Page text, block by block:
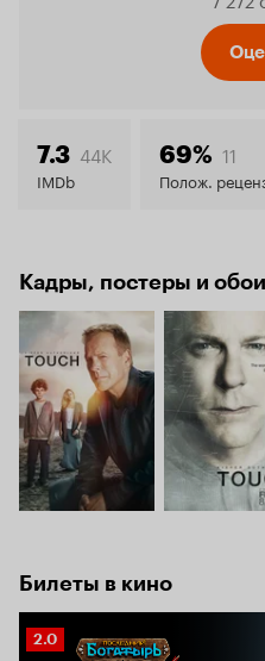
7.3 44K
IMDb
69% 11
Полож.
Кадры, постеры и обои
Билеты в кино
Рейтинг
2.0